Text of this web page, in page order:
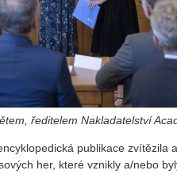
ředitelem Nakladatelství
publikace
her, které vznikly a/nebo